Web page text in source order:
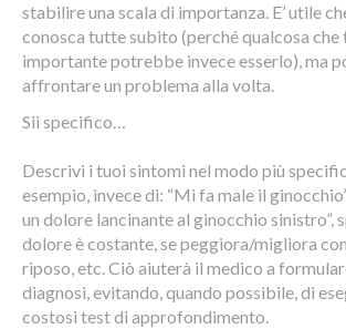
stabilire una scala di importanza. E’ utile
conosca tutte subito (perché qualcosa che
importante potrebbe invece esserlo), ma
affrontare un problema alla volta.
Sii specifico…
Descrivi i tuoi sintomi nel modo più
esempio, invece di: “Mi fa male il
un dolore lancinante al ginocchio sinistro”,
dolore è costante, se peggiora/migliora
riposo, etc. Ciò aiuterà il medico a
diagnosi, evitando, quando possibile, di
costosi test di approfondimento.